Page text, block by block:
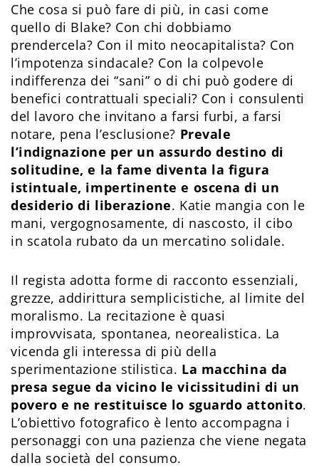
Che cosa si può fare di più, in casi come
quello di Blake? Con chi dobbiamo
prendercela? Con il mito neocapitalista? Con
l’impotenza sindacale? Con la colpevole
indifferenza dei “sani” o di chi può godere di
benefici contrattuali speciali? Con i consulenti
del lavoro che invitano a farsi furbi, a farsi
notare, pena l’esclusione? Prevale
l’indignazione per un assurdo destino di
solitudine, e la fame diventa la figura
istintuale, impertinente e oscena di un
desiderio di liberazione. Katie mangia con le
mani, vergognosamente, di nascosto, il cibo
in scatola rubato da un mercatino solidale.
Il regista adotta forme di racconto essenziali,
grezze, addirittura semplicistiche, al limite del
moralismo. La recitazione è quasi
improvvisata, spontanea, neorealistica. La
vicenda gli interessa di più della
sperimentazione stilistica. La macchina da
presa segue da vicino le vicissitudini di un
povero e ne restituisce lo sguardo attonito.
L’obiettivo fotografico è lento accompagna i
personaggi con una pazienza che viene negata
dalla società del consumo.